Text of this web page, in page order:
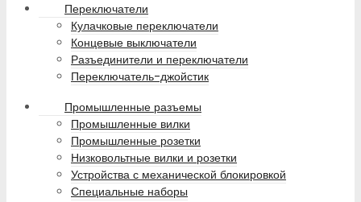
Переключатели
Кулачковые переключатели
Концевые выключатели
Разъединители и переключатели
Переключатель-джойстик
Промышленные разъемы
Промышленные вилки
Промышленные розетки
Низковольтные вилки и розетки
Устройства с механической блокировкой
Специальные наборы